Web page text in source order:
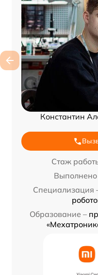
Константин
Стаж
Выполнено
Специализация
Образование –